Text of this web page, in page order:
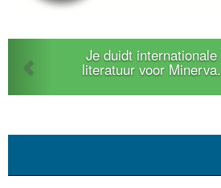
Je duidt internationale
literatuur voor Minerva.
Previous